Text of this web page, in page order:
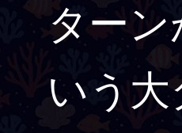
ターン
いう